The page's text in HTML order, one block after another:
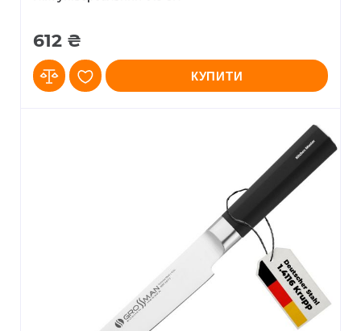
612 ₴
КУПИТИ